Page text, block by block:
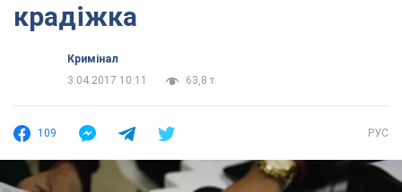
крадіжка
Кримінал
3.04.2017 10:11
63,8 т.
109 РУС